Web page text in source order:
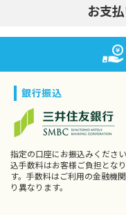
お支
銀行振込
指定の口座にお振込みくださ
込手数料はお客様ご負担とな
す。手数料はご利用の金融機
り異なります。